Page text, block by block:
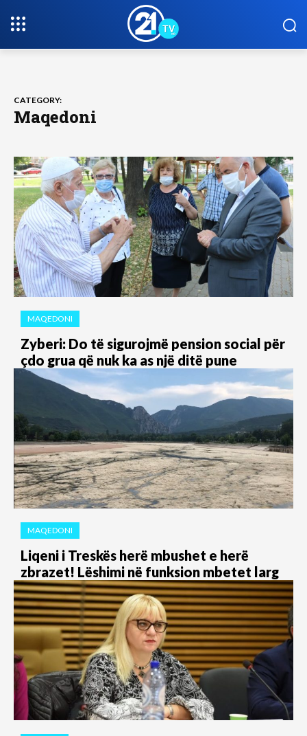
CATEGORY:
Maqedoni
MAQEDONI
Zyberi: Do të sigurojmë pension social për
çdo grua që nuk ka as një ditë pune
MAQEDONI
Liqeni i Treskës herë mbushet e herë
zbrazet! Lëshimi në funksion mbetet larg